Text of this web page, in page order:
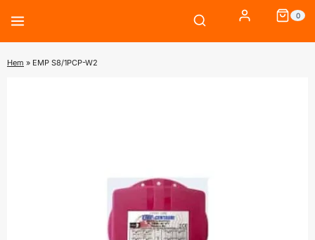
content
0
Hem » EMP S8/1PCP-W2